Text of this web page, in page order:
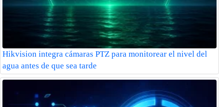
Hikvision integra cámaras PTZ para monitorear el nivel del
agua antes de que sea tarde